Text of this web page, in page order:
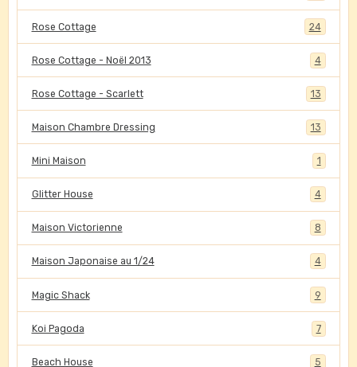
Rose Cottage 24
Rose Cottage - Noël 2013 4
Rose Cottage - Scarlett 13
Maison Chambre Dressing 13
Mini Maison 1
Glitter House 4
Maison Victorienne 8
Maison Japonaise au 1/24 4
Magic Shack 9
Koi Pagoda 7
Beach House 5